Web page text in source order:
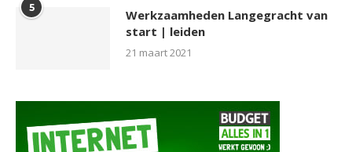
5
Werkzaamheden Langegracht van
start | leiden
21 maart 2021